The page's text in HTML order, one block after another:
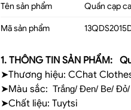
Tên sản phẩm Quần cạp
Mã sản phẩm
1. THÔNG TIN SẢN PHẨM:
➤Thương hiệu: CChat
➤Màu sắc: Trắng/ Đen/ Be/
➤Chất liệu: Tuytsi